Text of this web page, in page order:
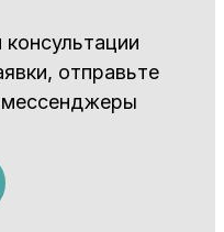
отправьте